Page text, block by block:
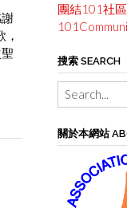
團結101社
搜索 SEARCH
關於本網站